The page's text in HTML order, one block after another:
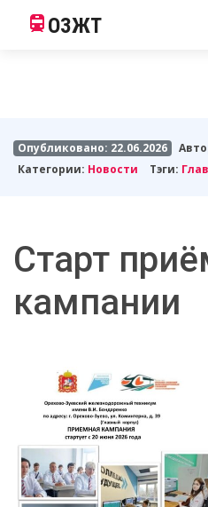
ОЗЖТ
Опубликовано: 22.06.2026
Категории: Новости Тэги:
Старт
кампании